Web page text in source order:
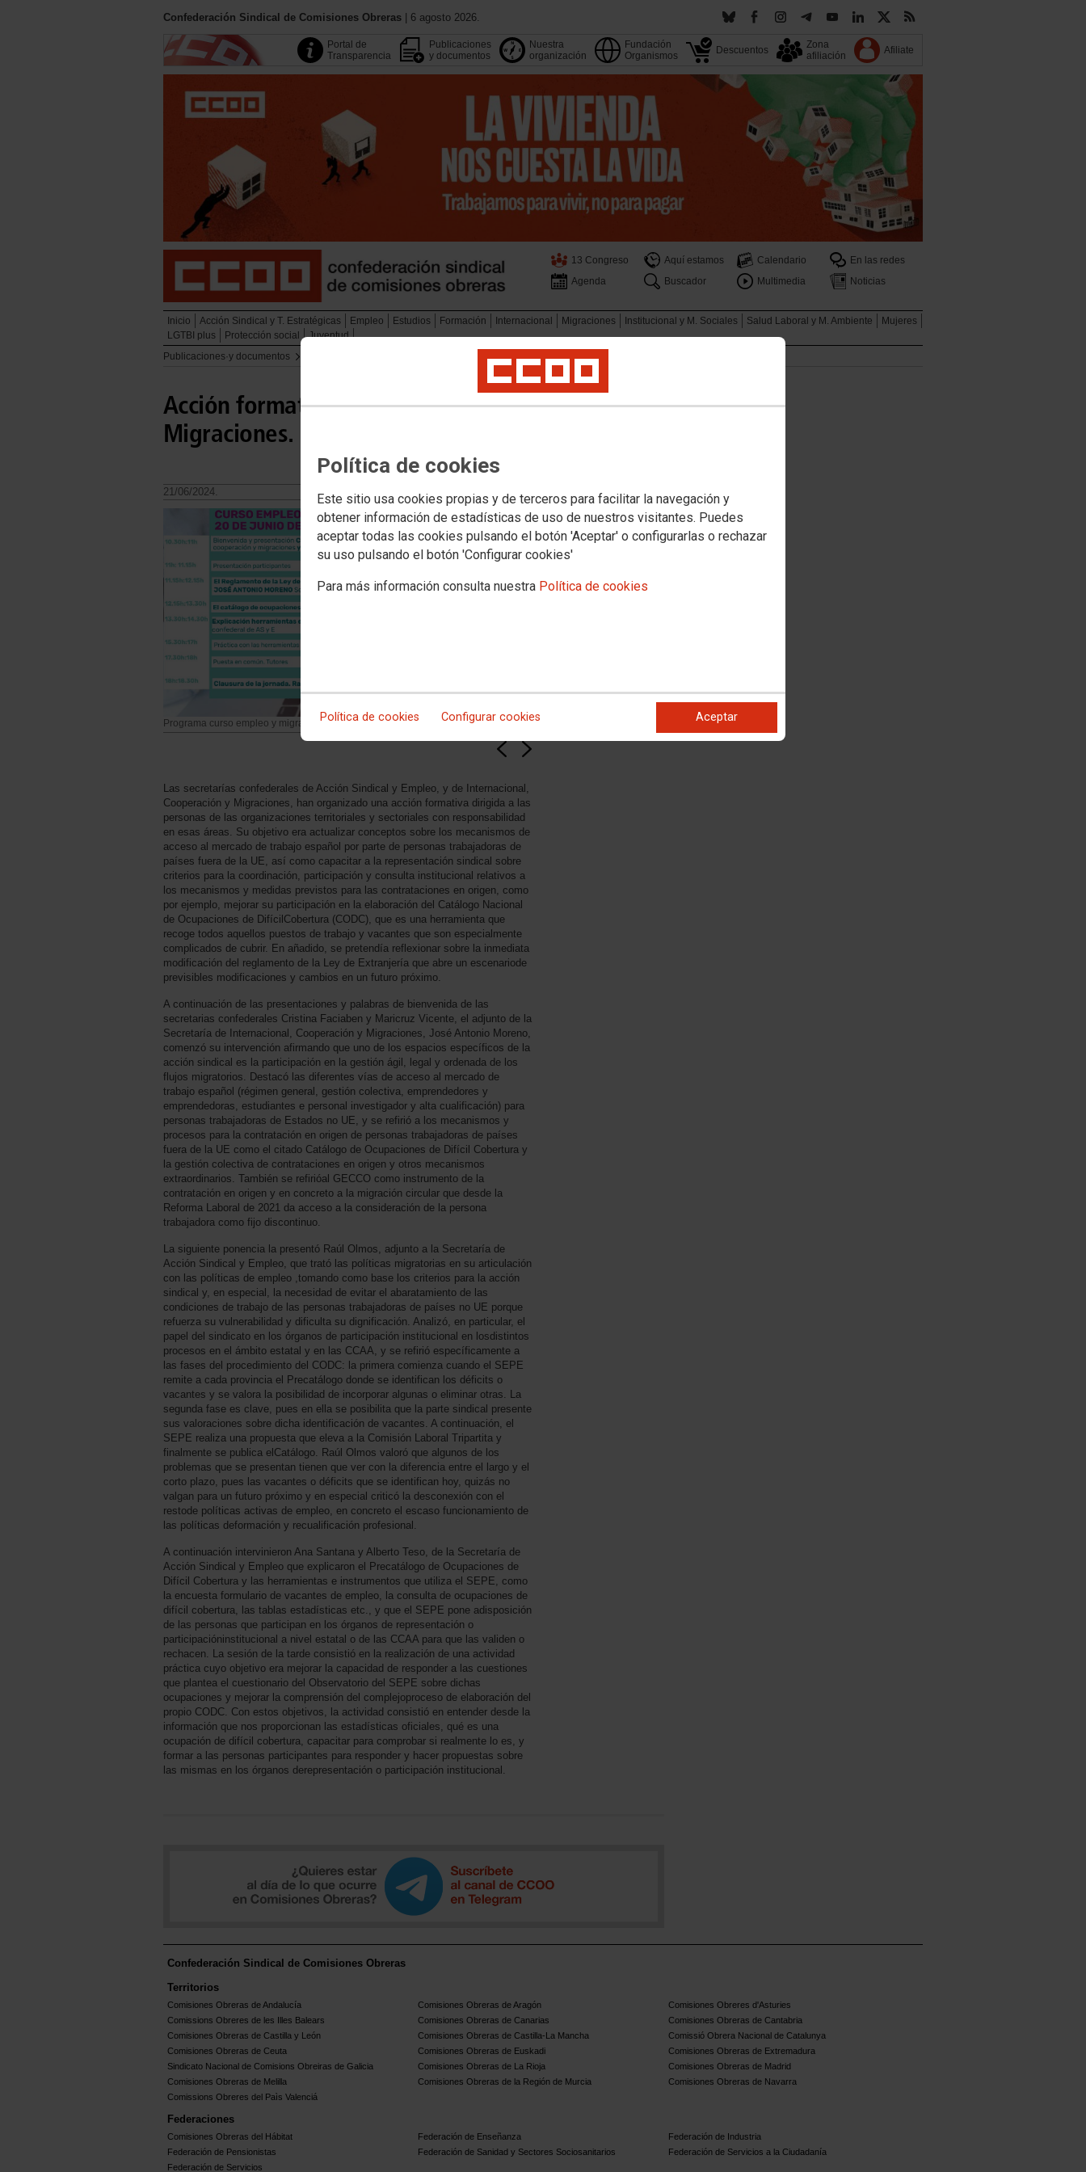
Política de cookies
Este sitio usa cookies propias y de terceros para facilitar la navegación y
obtener información de estadísticas de uso de nuestros visitantes. Puedes
aceptar todas las cookies pulsando el botón 'Aceptar' o configurarlas o rechazar
su uso pulsando el botón 'Configurar cookies'
Para más información consulta nuestra Política de cookies
Política de cookies Configurar cookies Aceptar
Confederación Sindical de Comisiones Obreras | 6 agosto 2026.
Portal de
Transparencia
Publicaciones
y documentos
Nuestra
organización
Fundación
Organismos
Descuentos
Zona
afiliación
Afiliate
13 Congreso Aquí estamos Calendario
En las redes
Agenda
Buscador Multimedia Noticias
Inicio Acción Sindical y T. Estratégicas Empleo Estudios Formación Internacional Migraciones Institucional y M. Sociales Salud Laboral y M. Ambiente
Mujeres
LGTBI plus
Protección social
Juventud
Publicaciones·y documentos
Acción formativa sobre las áreas de Empleo y
Migraciones. 20 de junio 2024
21/06/2024.
Programa curso empleo y migraciones 2024
Las secretarías confederales de Acción Sindical y Empleo, y de Internacional,
Cooperación y Migraciones, han organizado una acción formativa dirigida a las
personas de las organizaciones territoriales y sectoriales con responsabilidad
en esas áreas. Su objetivo era actualizar conceptos sobre los mecanismos de
acceso al mercado de trabajo español por parte de personas trabajadoras de
países fuera de la UE, así como capacitar a la representación sindical sobre
criterios para la coordinación, participación y consulta institucional relativos a
los mecanismos y medidas previstos para las contrataciones en origen, como
por ejemplo, mejorar su participación en la elaboración del Catálogo Nacional
de Ocupaciones de DifícilCobertura (CODC), que es una herramienta que
recoge todos aquellos puestos de trabajo y vacantes que son especialmente
complicados de cubrir. En añadido, se pretendía reflexionar sobre la inmediata
modificación del reglamento de la Ley de Extranjería que abre un escenariode
previsibles modificaciones y cambios en un futuro próximo.
A continuación de las presentaciones y palabras de bienvenida de las
secretarias confederales Cristina Faciaben y Maricruz Vicente, el adjunto de la
Secretaría de Internacional, Cooperación y Migraciones, José Antonio Moreno,
comenzó su intervención afirmando que uno de los espacios específicos de la
acción sindical es la participación en la gestión ágil, legal y ordenada de los
flujos migratorios. Destacó las diferentes vías de acceso al mercado de
trabajo español (régimen general, gestión colectiva, emprendedores y
emprendedoras, estudiantes e personal investigador y alta cualificación) para
personas trabajadoras de Estados no UE, y se refirió a los mecanismos y
procesos para la contratación en origen de personas trabajadoras de países
fuera de la UE como el citado Catálogo de Ocupaciones de Difícil Cobertura y
la gestión colectiva de contrataciones en origen y otros mecanismos
extraordinarios. También se refirióal GECCO como instrumento de la
contratación en origen y en concreto a la migración circular que desde la
Reforma Laboral de 2021 da acceso a la consideración de la persona
trabajadora como fijo discontinuo.
La siguiente ponencia la presentó Raúl Olmos, adjunto a la Secretaría de
Acción Sindical y Empleo, que trató las políticas migratorias en su articulación
con las políticas de empleo ,tomando como base los criterios para la acción
sindical y, en especial, la necesidad de evitar el abaratamiento de las
condiciones de trabajo de las personas trabajadoras de países no UE porque
refuerza su vulnerabilidad y dificulta su dignificación. Analizó, en particular, el
papel del sindicato en los órganos de participación institucional en losdistintos
procesos en el ámbito estatal y en las CCAA, y se refirió específicamente a
las fases del procedimiento del CODC: la primera comienza cuando el SEPE
remite a cada provincia el Precatálogo donde se identifican los déficits o
vacantes y se valora la posibilidad de incorporar algunas o eliminar otras. La
segunda fase es clave, pues en ella se posibilita que la parte sindical presente
sus valoraciones sobre dicha identificación de vacantes. A continuación, el
SEPE realiza una propuesta que eleva a la Comisión Laboral Tripartita y
finalmente se publica elCatálogo. Raúl Olmos valoró que algunos de los
problemas que se presentan tienen que ver con la diferencia entre el largo y el
corto plazo, pues las vacantes o déficits que se identifican hoy, quizás no
valgan para un futuro próximo y en especial criticó la desconexión con el
restode políticas activas de empleo, en concreto el escaso funcionamiento de
las políticas deformación y recualificación profesional.
A continuación intervinieron Ana Santana y Alberto Teso, de la Secretaría de
Acción Sindical y Empleo que explicaron el Precatálogo de Ocupaciones de
Difícil Cobertura y las herramientas e instrumentos que utiliza el SEPE, como
la encuesta formulario de vacantes de empleo, la consulta de ocupaciones de
difícil cobertura, las tablas estadísticas etc., y que el SEPE pone adisposición
de las personas que participan en los órganos de representación o
participacióninstitucional a nivel estatal o de las CCAA para que las validen o
rechacen. La sesión de la tarde consistió en la realización de una actividad
práctica cuyo objetivo era mejorar la capacidad de responder a las cuestiones
que plantea el cuestionario del Observatorio del SEPE sobre dichas
ocupaciones y mejorar la comprensión del complejoproceso de elaboración del
propio CODC. Con estos objetivos, la actividad consistió en entender desde la
información que nos proporcionan las estadísticas oficiales, qué es una
ocupación de difícil cobertura, capacitar para comprobar si realmente lo es, y
formar a las personas participantes para responder y hacer propuestas sobre
las mismas en los órganos derepresentación o participación institucional.
Confederación Sindical de Comisiones Obreras
Territorios
Comisiones Obreras de Andalucía Comisiones Obreras de Aragón
Comisiones Obreres d'Asturies
Comissions Obreres de les Illes Balears
Comisiones Obreras de Canarias
Comisiones Obreras de Cantabria
Comisiones Obreras de Castilla y León
Comisiones Obreras de Castilla-La Mancha
Comissió Obrera Nacional de Catalunya
Comisiones Obreras de Ceuta
Comisiones Obreras de Euskadi
Comisiones Obreras de Extremadura
Sindicato Nacional de Comisions Obreiras de Galicia
Comisiones Obreras de La Rioja
Comisiones Obreras de Madrid
Comisiones Obreras de Melilla
Comisiones Obreras de la Región de Murcia
Comisiones Obreras de Navarra
Comissions Obreres del Paìs Valenciá
Federaciones
Comisiones Obreras del Hábitat Federación de Enseñanza
Federación de Industria
Federación de Pensionistas
Federación de Sanidad y Sectores Sociosanitarios
Federación de Servicios a la Ciudadanía
Federación de Servicios